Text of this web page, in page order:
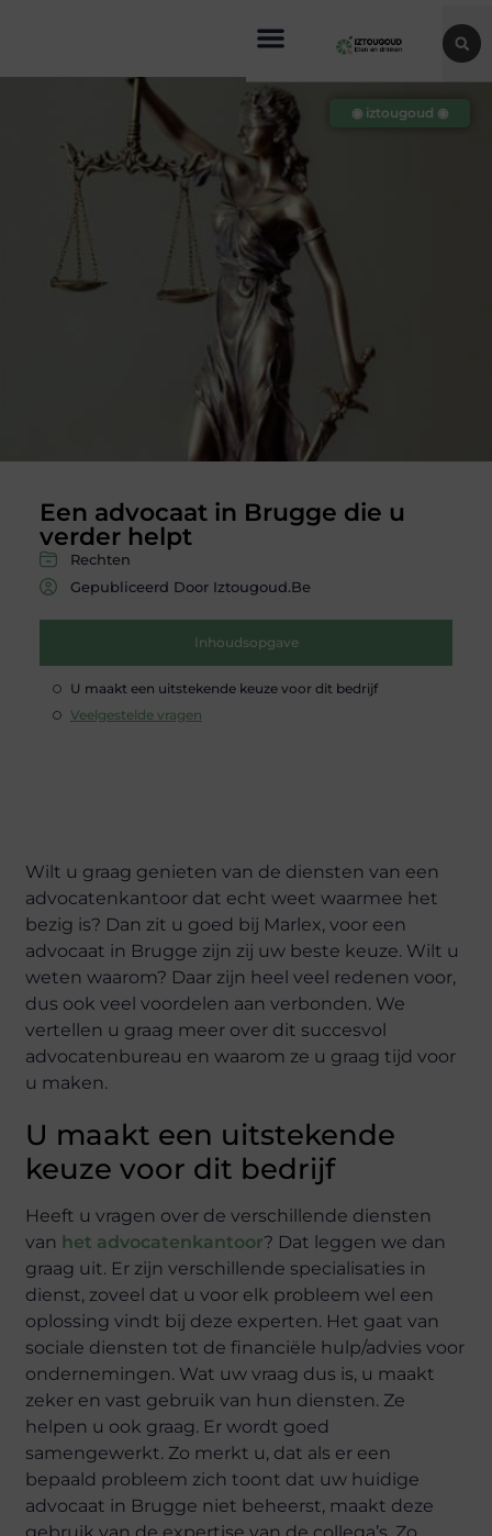
Een advocaat in Brugge die u
verder helpt
Rechten
Gepubliceerd Door Iztougoud.be
Inhoudsopgave
U maakt een uitstekende keuze voor dit bedrijf
Veelgestelde vragen
◉ iztougoud ◉
Wilt u graag genieten van de diensten van een
advocatenkantoor dat echt weet waarmee het
bezig is? Dan zit u goed bij Marlex, voor een
advocaat in Brugge zijn zij uw beste keuze. Wilt u
weten waarom? Daar zijn heel veel redenen voor,
dus ook veel voordelen aan verbonden. We
vertellen u graag meer over dit succesvol
advocatenbureau en waarom ze u graag tijd voor
u maken.
U maakt een uitstekende
keuze voor dit bedrijf
Heeft u vragen over de verschillende diensten
van het advocatenkantoor? Dat leggen we dan
graag uit. Er zijn verschillende specialisaties in
dienst, zoveel dat u voor elk probleem wel een
oplossing vindt bij deze experten. Het gaat van
sociale diensten tot de financiële hulp/advies voor
ondernemingen. Wat uw vraag dus is, u maakt
zeker en vast gebruik van hun diensten. Ze
helpen u ook graag. Er wordt goed
samengewerkt. Zo merkt u, dat als er een
bepaald probleem zich toont dat uw huidige
advocaat in Brugge niet beheerst, maakt deze